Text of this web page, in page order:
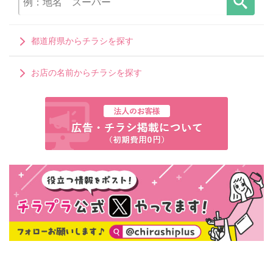
都道府県からチラシを探す
お店の名前からチラシを探す